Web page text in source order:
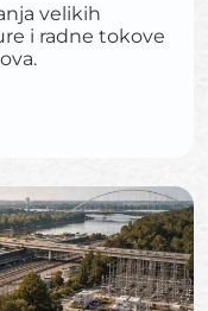
velikih
i radne tokove